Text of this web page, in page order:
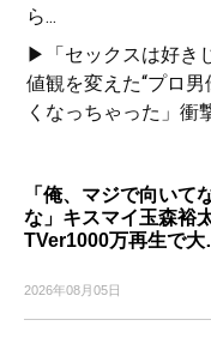
ら...
▶「セックスは好き
値観を変えた“プロ
くなっちゃった」衝
「俺、マジで向いて
な」キスマイ玉森裕太
TVer1000万再生で
2026年08月05日